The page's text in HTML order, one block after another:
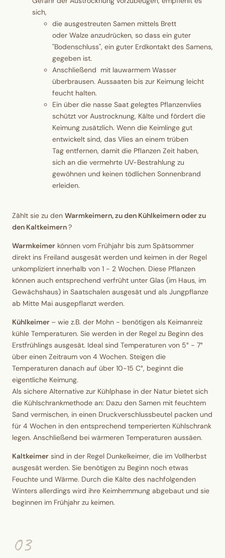
sich,
die ausgestreuten Samen mittels Brett
oder Walze anzudrücken, so dass ein guter
"Bodenschluss", ein guter Erdkontakt des Samens,
gegeben ist.
Anschließend mit lauwarmem Wasser
überbrausen. Aussaaten bis zur Keimung leicht
feucht halten.
Ein über die nasse Saat gelegtes Pflanzenvlies
schützt vor Austrocknung, Kälte und fördert die
Keimung zusätzlich. Wenn die Keimlinge gut
entwickelt sind, das Vlies an einem trüben
Tag entfernen, damit die Pflanzen Zeit haben,
sich an die vermehrte UV-Bestrahlung zu
gewöhnen und keinen tödlichen Sonnenbrand
erleiden.
Zählt sie zu den Warmkeimern, zu den Kühlkeimern oder zu
den Kaltkeimern?
Warmkeimer können vom Frühjahr bis zum Spätsommer
direkt ins Freiland ausgesät werden und keimen in der Regel
unkompliziert innerhalb von 1 - 2 Wochen. Diese Pflanzen
können auch entsprechend verfrüht unter Glas (im Haus, im
Gewächshaus) in Saatschalen ausgesät und als Jungpflanze
ab Mitte Mai ausgepflanzt werden.
Kühlkeimer – wie z.B. der Mohn - benötigen als Keimanreiz
kühle Temperaturen. Sie werden in der Regel zu Beginn des
Erstfrühlings ausgesät. Ideal sind Temperaturen von 5° - 7°
über einen Zeitraum von 4 Wochen. Steigen die
Temperaturen danach auf über 10-15 C°, beginnt die
eigentliche Keimung.
Als sichere Alternative zur Kühlphase in der Natur bietet sich
die Kühlschrankmethode an: Dazu den Samen mit feuchtem
Sand vermischen, in einen Druckverschlussbeutel packen und
für 4 Wochen in den entsprechend temperierten Kühlschrank
legen. Anschließend bei wärmeren Temperaturen aussäen.
Kaltkeimer sind in der Regel Dunkelkeimer, die im Vollherbst
ausgesät werden. Sie benötigen zu Beginn noch etwas
Feuchte und Wärme. Durch die Kälte des nachfolgenden
Winters allerdings wird ihre Keimhemmung abgebaut und sie
beginnen im Frühjahr zu keimen.
03